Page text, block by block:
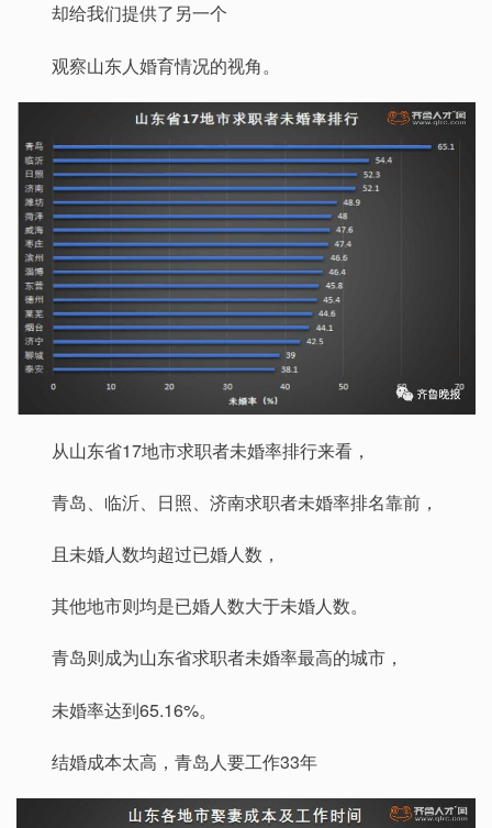
却给我们提供了另一个
观察山东人婚育情况的视角。
从山东省17地市求职者未婚率排行来看，
青岛、临沂、日照、济南求职者未婚率排名靠前，
且未婚人数均超过已婚人数，
其他地市则均是已婚人数大于未婚人数。
青岛则成为山东省求职者未婚率最高的城市，
未婚率达到65.16%。
结婚成本太高，青岛人要工作33年